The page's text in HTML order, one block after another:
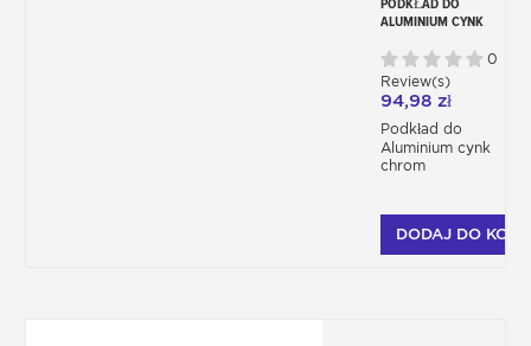
ALUMINIUM CYNK
0
Review(s)
94,98 zł
Podkład do
Aluminium cynk
chrom
DODAJ DO